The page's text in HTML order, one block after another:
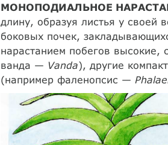
МОНОПОДИАЛЬНОЕ
длину, образуя листья у своей
боковых почек,
нарастанием побегов высокие,
ванда — Vanda), другие
(например фаленопсис —